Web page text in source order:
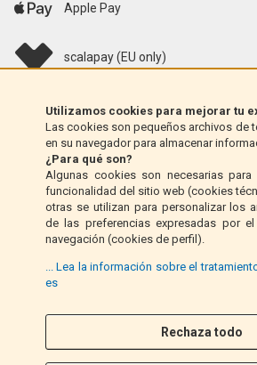
Utilizamos cookies para mejorar tu
Las cookies son pequeños archivos de
en su navegador para almacenar
¿Para qué son?
Algunas cookies son necesarias
funcionalidad del sitio web (cookies
otras se utilizan para personalizar los
de las preferencias expresadas por
navegación (cookies de perfil).
... Lea la información sobre el
es
Rechaza todo
Apple Pay
scalapay (EU only)
Klarna (solo UE)
Giro postal (solo Italia)
Contra reembolso (solo Italia)
F I